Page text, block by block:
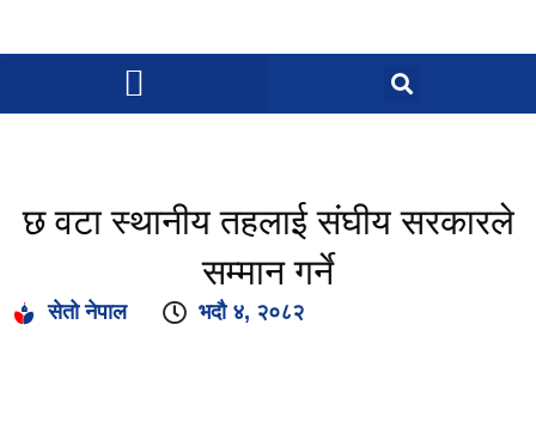
छ वटा स्थानीय तहलाई संघीय सरकारले
सम्मान गर्ने
सेतो नेपाल भदौ ४, २०८२